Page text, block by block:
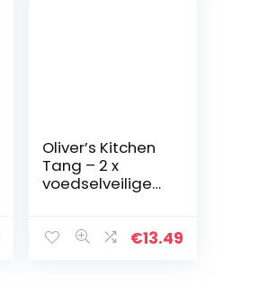
Oliver’s Kitchen
Tang – 2 x
voedselveilige
vergrendelingscl
€13.49